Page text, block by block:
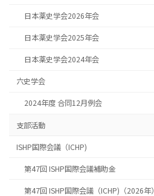
日本薬史学会2026年会
日本薬史学会2025年会
日本薬史学会2024年会
六史学会
2024年度 合同12月例会
支部活動
ISHP国際会議（ICHP)
第47回 ISHP国際会議補助金
第47回 ISHP国際会議（ICHP)（2026年）